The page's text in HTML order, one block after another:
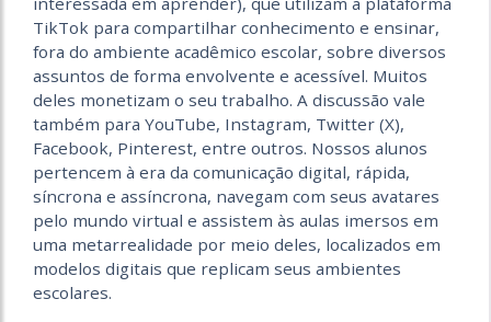
TikTok para compartilhar conhecimento e ensinar,
fora do ambiente acadêmico escolar, sobre diversos
assuntos de forma envolvente e acessível. Muitos
deles monetizam o seu trabalho. A discussão vale
também para YouTube, Instagram, Twitter (X),
Facebook, Pinterest, entre outros. Nossos alunos
pertencem à era da comunicação digital, rápida,
síncrona e assíncrona, navegam com seus avatares
pelo mundo virtual e assistem às aulas imersos em
uma metarrealidade por meio deles, localizados em
modelos digitais que replicam seus ambientes
escolares.